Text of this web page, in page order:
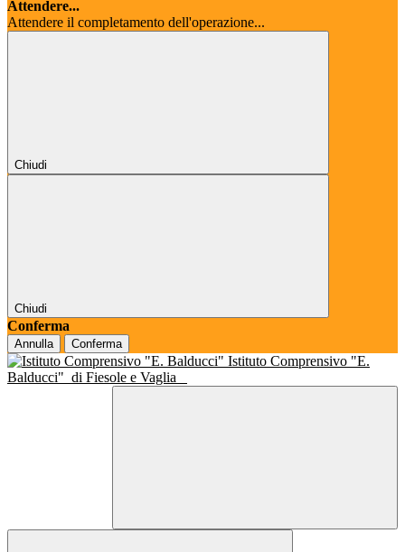
Attendere...
Attendere il completamento dell'operazione...
Chiudi
Chiudi
Conferma
Annulla Conferma
Istituto Comprensivo "E.
Balducci" di Fiesole e Vaglia